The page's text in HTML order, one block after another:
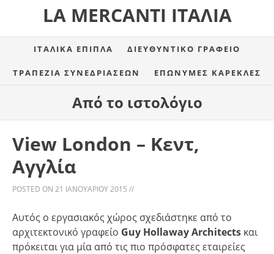
LA MERCANTI ΙΤΑΛΊΑ
ΙΤΑΛΙΚΆ ΈΠΙΠΛΑ ΔΙΕΥΘΥΝΤΙΚΌ ΓΡΑΦΕΊΟ
ΤΡΑΠΈΖΙΑ ΣΥΝΕΔΡΙΆΣΕΩΝ ΕΠΏΝΥΜΕΣ ΚΑΡΈΚΛΕΣ
Από το ιστολόγιο
View London – Κεντ,
Αγγλία
POSTED ON 21 ΙΑΝΟΥΑΡΊΟΥ 2015 //
Αυτός ο εργασιακός χώρος σχεδιάστηκε από το
αρχιτεκτονικό γραφείο Guy Hollaway Architects και
πρόκειται για μία από τις πιο πρόσφατες εταιρείες